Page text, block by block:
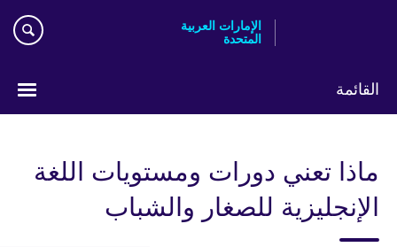
الإمارات العربية
المتحدة
القائمة
ماذا تعني دورات ومستويات اللغة
الإنجليزية للصغار والشباب